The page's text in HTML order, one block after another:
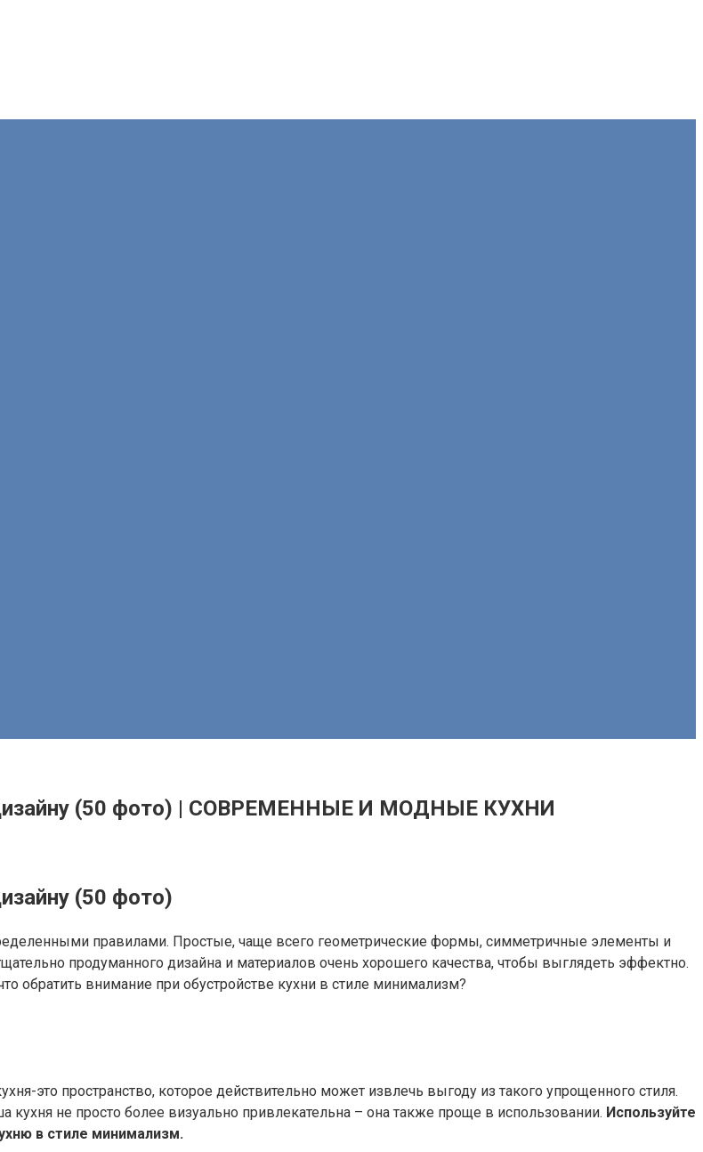
дизайну (50 фото) | СОВРЕМЕННЫЕ И МОДНЫЕ КУХНИ
(50 фото)
правилами. Простые, чаще всего геометрические формы, симметричные элементы и
продуманного дизайна и материалов очень хорошего качества, чтобы выглядеть эффектно.
обратить внимание при обустройстве кухни в стиле минимализм?
это пространство, которое действительно может извлечь выгоду из такого упрощенного стиля.
кухня не просто более визуально привлекательна – она также проще в использовании. Используйте
в стиле минимализм.